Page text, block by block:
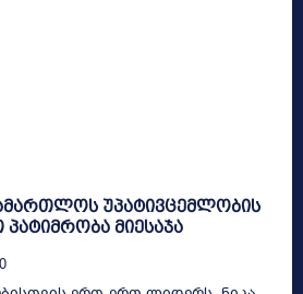
უპატივცემლობის
პატიმრობა მიესაჯა